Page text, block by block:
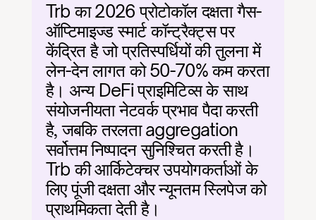
Trb का 2026 प्रोटोकॉल दक्षता गैस-
ऑप्टिमाइज्ड स्मार्ट कॉन्ट्रैक्ट्स पर
केंद्रित है जो प्रतिस्पर्धियों की तुलना में
लेन-देन लागत को 50-70% कम करता
है। अन्य DeFi प्राइमिटिव्स के साथ
संयोजनीयता नेटवर्क प्रभाव पैदा करती
है, जबकि तरलता aggregation
सर्वोत्तम निष्पादन सुनिश्चित करती है।
Trb की आर्किटेक्चर उपयोगकर्ताओं के
लिए पूंजी दक्षता और न्यूनतम स्लिपेज को
प्राथमिकता देती है।